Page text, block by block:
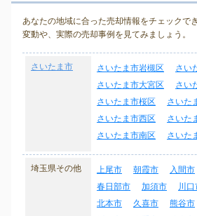
あなたの地域に合った売却情報をチェックで
変動や、実際の売却事例を見てみましょう。
さいたま市 さいたま市岩槻区
さい
さいたま市大宮区
さい
さいたま市桜区
さいた
さいたま市西区
さいた
さいたま市南区
さいた
埼玉県その他 上尾市 朝霞市 入間市
春日部市
加須市 川口
北本市
久喜市 熊谷市